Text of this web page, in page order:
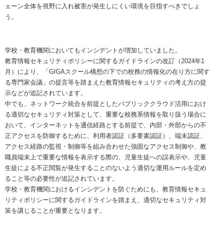
ェーン全体を視野に入れ被害が発生しにくい環境を目指すべきでしょ
う。
学校・教育機関においてもインシデントが増加していました。
教育情報セキュリティポリシーに関するガイドラインの改訂（2024年1
月）により、「GIGAスクール構想の下での校務の情報化の在り方に関す
る専門家会議」の提言等を踏まえた教育情報セキュリティの考え方の提
示などが追記されています。
中でも、ネットワーク統合を前提としたパブリッククラウド活用におけ
る適切なセキュリティ対策として、重要な校務系情報を取り扱う場合に
おいて、インターネットを通信経路とする前提で、内部・外部からの不
正アクセスを防御するために、利用者認証（多要素認証）、端末認証、
アクセス経路の監視・制御等を組み合わせた強固なアクセス制御や、教
職員端末上で重要な情報を表示する際の、児童生徒への誤表示や、児童
生徒による不正閲覧が発生することのないよう適切な運用ルールを定め
ること等の必要性が追記されています。
学校・教育機関におけるインシデントを防ぐためにも、教育情報セキュ
リティポリシーに関するガイドラインを踏まえ、適切なセキュリティ対
策を講じることが重要となります。